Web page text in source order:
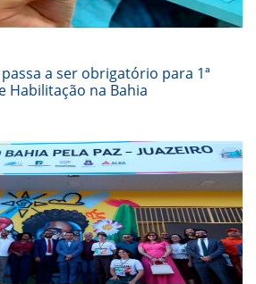
a ser obrigatório para 1ª
Habilitação na Bahia